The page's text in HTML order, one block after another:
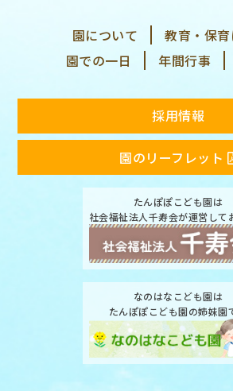
園について
教育・保
園での一日
年間行事
採用情報
園のリーフレット
たんぽぽこども園は
社会福祉法人千寿会が運営して
なのはなこども園は
たんぽぽこども園の姉妹園